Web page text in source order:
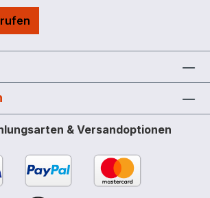
& Versandoptionen